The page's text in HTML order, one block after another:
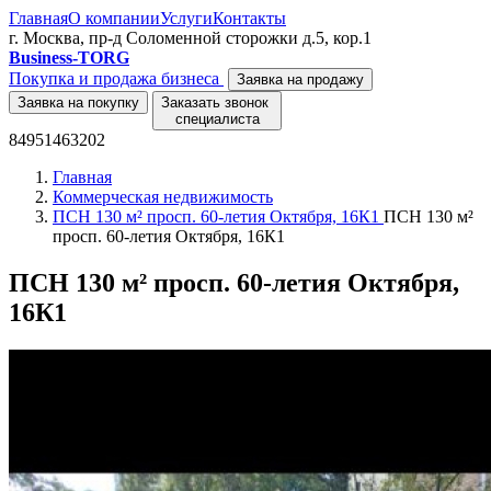
ГлавнаяО компанииУслугиКонтакты
г. Москва, пр-д Соломенной сторожки д.5, кор.1
Business-TORG
Покупка и продажа бизнеса
Заявка на продажу
Заявка на покупку
Заказать звонок
специалиста
84951463202
Главная
Коммерческая недвижимость
ПСН 130 м² просп. 60-летия Октября, 16К1 ПСН 130 м²
просп. 60-летия Октября, 16К1
ПСН 130 м² просп. 60-летия Октября,
16К1